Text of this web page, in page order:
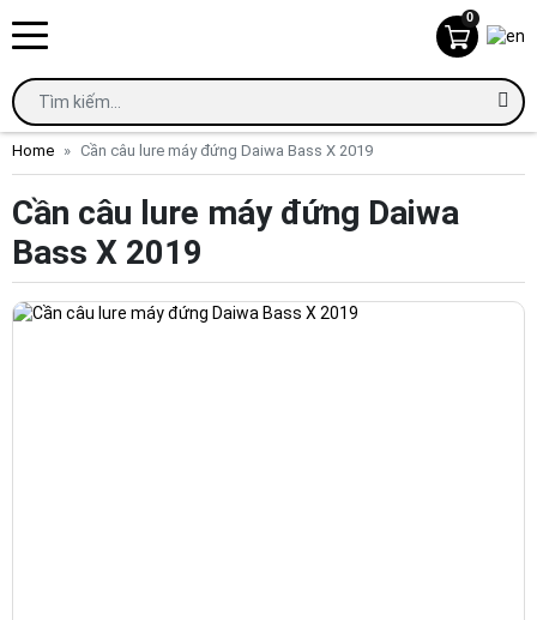
0
Home Cần câu lure máy đứng Daiwa Bass X 2019
Cần câu lure máy đứng Daiwa
Bass X 2019